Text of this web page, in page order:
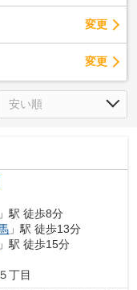
変更
変更
」駅 徒歩8分
」駅 徒歩13分
」駅 徒歩15分
５丁目